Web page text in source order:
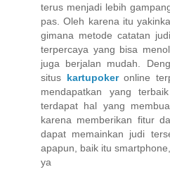
terus menjadi lebih
pas. Oleh karena itu
gimana metode catatan
terpercaya yang bisa
juga berjalan mudah.
situs kartupokeronline
mendapatkan yang
terdapat hal yang
karena memberikan fitur
dapat memainkan judi
apapun, baik itu
ya